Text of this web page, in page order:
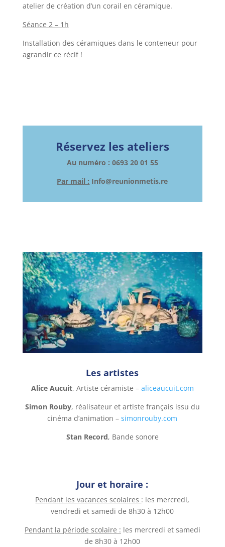
atelier de création d’un corail en céramique.
Séance 2 – 1h
Installation des céramiques dans le conteneur pour
agrandir ce récif !
Réservez les ateliers
Au numéro : 0693 20 01 55
Par mail : Info@reunionmetis.re
Les artistes
Alice Aucuit, Artiste céramiste – aliceaucuit.com
Simon Rouby, réalisateur et artiste français issu du
cinéma d’animation –simonrouby.com
Stan Record, Bande sonore
Jour et horaire :
Pendant les vacances scolaires : les mercredi,
vendredi et samedi de 8h30 à 12h00
Pendant la période scolaire : les mercredi et samedi
de 8h30 à 12h00